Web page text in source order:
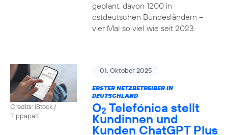
geplant, davon 1200 in
ostdeutschen Bundesländern –
vier Mal so viel wie seit 2023
Credits: iStock /
Tippapatt
01. Oktober 2025
ERSTER NETZBETREIBER IN
DEUTSCHLAND
O2 Telefónica stellt
Kundinnen und
Kunden ChatGPT Plus